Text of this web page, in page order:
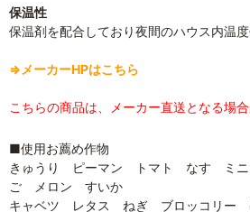
保温性
保温剤を配合しており夜間のハウス内温度
⇒メーカーHPはこちら
こちらの商品は、メーカー直送となる場合
■使用お薦め作物
きゅうり ピーマン トマト なす ミ
ご メロン すいか
キャベツ レタス ねぎ ブロッコリー